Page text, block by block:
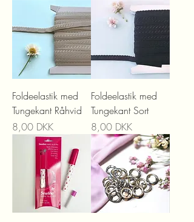
Foldeelastik med
Tungekant Råhvid
Prix
8,00 DKK
Foldeelastik med
Tungekant Sort
Prix
8,00 DKK